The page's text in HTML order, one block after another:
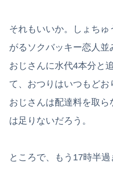
それもいいか。しょち
がるソクバッキー恋人並
おじさんに水代4本分と
て、おつりはいつもどお
おじさんは配達料を取
は足りないだろう。
ところで、もう17時半